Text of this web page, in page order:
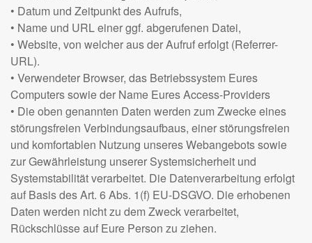
• Datum und Zeitpunkt des Aufrufs,
• Name und URL einer ggf. abgerufenen Datei,
• Website, von welcher aus der Aufruf erfolgt (Referrer-
URL).
• Verwendeter Browser, das Betriebssystem Eures
Computers sowie der Name Eures Access-Providers
• Die oben genannten Daten werden zum Zwecke eines
störungsfreien Verbindungsaufbaus, einer störungsfreien
und komfortablen Nutzung unseres Webangebots sowie
zur Gewährleistung unserer Systemsicherheit und
Systemstabilität verarbeitet. Die Datenverarbeitung erfolgt
auf Basis des Art. 6 Abs. 1(f) EU-DSGVO. Die erhobenen
Daten werden nicht zu dem Zweck verarbeitet,
Rückschlüsse auf Eure Person zu ziehen.